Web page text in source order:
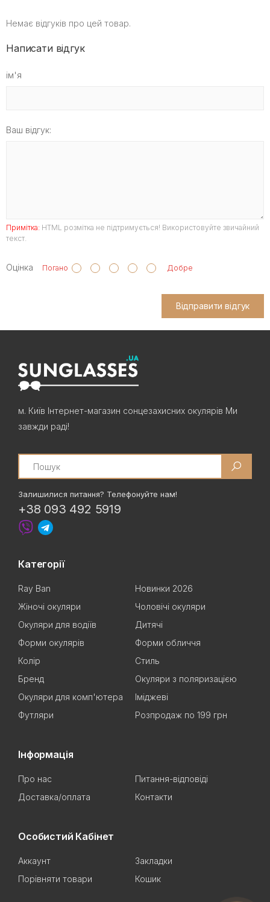
Немає відгуків про цей товар.
Написати відгук
ім'я
Ваш відгук:
Примітка: HTML розмітка не підтримується! Використовуйте звичайний
текст.
Оцінка Погано Добре
Відправити відгук
м. Київ Інтернет-магазин сонцезахисних окулярів Ми
завжди раді!
Search
Залишилися питання? Телефонуйте нам!
+38 093 492 5919
Категорії
Ray Ban
Новинки 2026
Жіночі окуляри
Чоловічі окуляри
Окуляри для водіїв
Дитячі
Форми окулярів
Форми обличчя
Колір
Стиль
Бренд
Окуляри з поляризацією
Окуляри для комп'ютера
Іміджеві
Футляри
Розпродаж по 199 грн
Інформація
Про нас
Питання-відповіді
Доставка/оплата
Контакти
Особистий Кабінет
Аккаунт
Закладки
Порівняти товари
Кошик